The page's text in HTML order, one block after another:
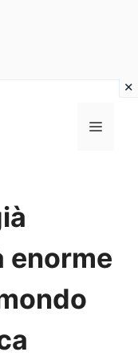
Menu
enorme